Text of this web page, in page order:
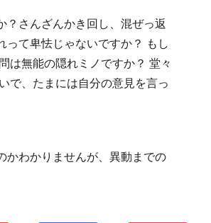
？さんざんかき回し、混ぜっ返
って卑怯じゃないですか？ もし
は無能の隠れミノですか？ 堂々
で、たまには自分の意見を言っ
かわかりませんが、異動までの